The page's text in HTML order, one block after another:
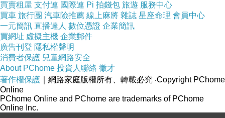
買賣租屋 支付連 國際連 Pi 拍錢包 旅遊 服務中心
買車 旅行團 汽車險推薦 線上麻將 雜誌 星座命理 會員中心
一元簡訊 直播達人 數位憑證 企業簡訊
買網址 虛擬主機 企業郵件
廣告刊登 隱私權聲明
消費者保護 兒童網路安全
About PChome 投資人聯絡 徵才
著作權保護 ｜網路家庭版權所有、轉載必究 ‧Copyright PChome
Online
PChome Online and PChome are trademarks of PChome
Online Inc.